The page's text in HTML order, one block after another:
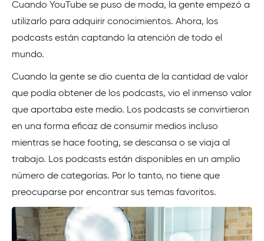
Cuando YouTube se puso de moda, la gente empezó a
utilizarlo para adquirir conocimientos. Ahora, los
podcasts están captando la atención de todo el
mundo.
Cuando la gente se dio cuenta de la cantidad de valor
que podía obtener de los podcasts, vio el inmenso valor
que aportaba este medio. Los podcasts se convirtieron
en una forma eficaz de consumir medios incluso
mientras se hace footing, se descansa o se viaja al
trabajo. Los podcasts están disponibles en un amplio
número de categorías. Por lo tanto, no tiene que
preocuparse por encontrar sus temas favoritos.